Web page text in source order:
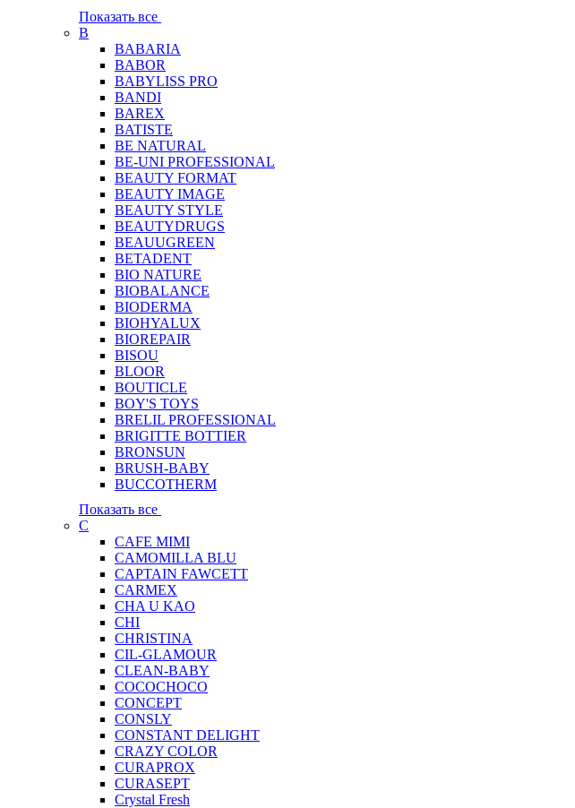
Показать все
B
BABARIA
BABOR
BABYLISS PRO
BANDI
BAREX
BATISTE
BE NATURAL
BE-UNI PROFESSIONAL
BEAUTY FORMAT
BEAUTY IMAGE
BEAUTY STYLE
BEAUTYDRUGS
BEAUUGREEN
BETADENT
BIO NATURE
BIOBALANCE
BIODERMA
BIOHYALUX
BIOREPAIR
BISOU
BLOOR
BOUTICLE
BOY'S TOYS
BRELIL PROFESSIONAL
BRIGITTE BOTTIER
BRONSUN
BRUSH-BABY
BUCCOTHERM
Показать все
C
CAFE MIMI
CAMOMILLA BLU
CAPTAIN FAWCETT
CARMEX
CHA U KAO
CHI
CHRISTINA
CIL-GLAMOUR
CLEAN-BABY
COCOCHOCO
CONCEPT
CONSLY
CONSTANT DELIGHT
CRAZY COLOR
CURAPROX
CURASEPT
Crystal Fresh